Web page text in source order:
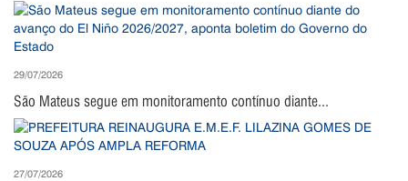
29/07/2026
São Mateus segue em monitoramento contínuo diante...
27/07/2026